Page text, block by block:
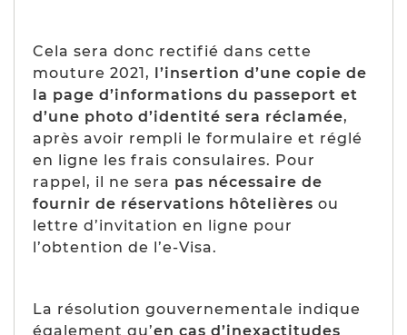
Cela sera donc rectifié dans cette
mouture 2021,
l’insertion d’une copie de
la page d’informations du passeport et
d’une photo d’identité sera réclamée,
après avoir rempli le formulaire et réglé
en ligne les frais consulaires. Pour
rappel, il ne sera pas nécessaire de
fournir de réservations hôtelières ou
lettre d’invitation en ligne pour
l’obtention de l’e-Visa.
La résolution gouvernementale indique
également qu’en cas d’inexactitudes